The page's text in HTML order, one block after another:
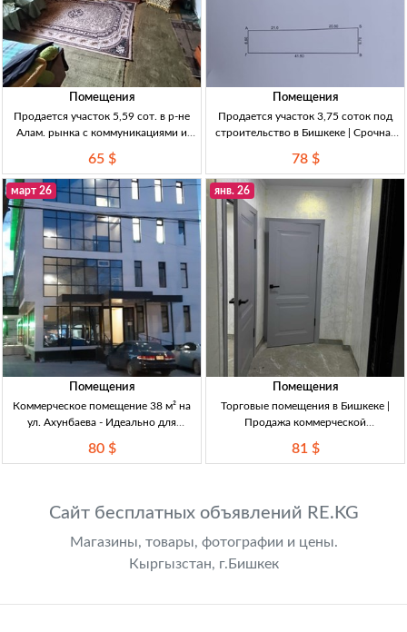
Помещения
Продается участок 5,59 сот. в р-не
Алам. рынка с коммуникациями и
районе Алам, все коммуникации,
красная книга, 65000$
65 $
Помещения
Продается участок 3,75 соток под
строительство в Бишкеке | Срочная
(фактически 4 сотки) в Бишкеке.
Красная книга на строительство, все
коммуникации.
78 $
март 26
Помещения
Коммерческое помещение 38 м² на
ул. Ахунбаева - Идеально для
Ахунбаева, 80,000 $, идеал. под
80 $
янв. 26
Помещения
Торговые помещения в Бишкеке |
Продажа коммерческой
помещение в Бишкеке, 27 м², евро-
81 $
Сайт бесплатных объявлений RE.KG
Магазины, товары, фотографии и цены.
Кыргызстан, г.Бишкек